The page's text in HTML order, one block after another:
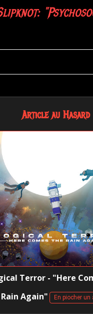
Article au Hasard
Terror - "Here
Rain Again"
En piocher un